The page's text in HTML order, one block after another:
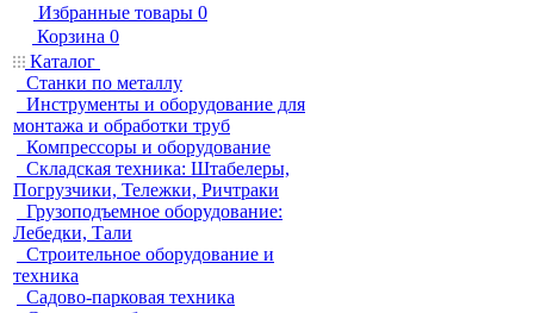
Избранные товары 0
Корзина 0
Каталог
Станки по металлу
Инструменты и оборудование для
монтажа и обработки труб
Компрессоры и оборудование
Складская техника: Штабелеры,
Погрузчики, Тележки, Ричтраки
Грузоподъемное оборудование:
Лебедки, Тали
Строительное оборудование и
техника
Садово-парковая техника